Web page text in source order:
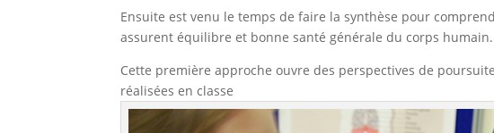
Ensuite est venu le temps de faire la synthèse pour
assurent équilibre et bonne santé générale du corps humain.
Cette première approche ouvre des perspectives de
réalisées en classe